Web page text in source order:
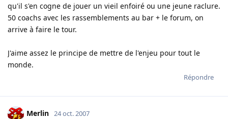
qu'il s'en cogne de jouer un vieil enfoiré ou une jeune raclure.
50 coachs avec les rassemblements au bar + le forum, on
arrive à faire le tour.
J'aime assez le principe de mettre de l'enjeu pour tout le
monde.
Répondre
Merlin 24 oct. 2007